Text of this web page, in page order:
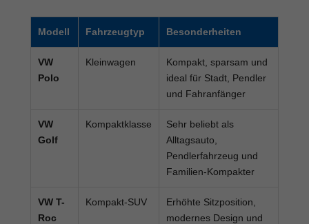
Modell Fahrzeugtyp Besonderheiten
VW
Polo
Kleinwagen
Kompakt, sparsam und
ideal für Stadt, Pendler
und Fahranfänger
VW
Golf
Kompaktklasse
Sehr beliebt als
Alltagsauto,
Pendlerfahrzeug und
Familien-Kompakter
VW T-
Roc
Kompakt-SUV
Erhöhte Sitzposition,
modernes Design und